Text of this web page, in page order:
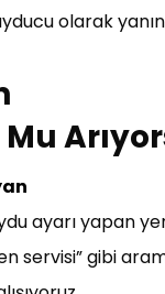
olarak
ayarı yapan
servisi” gibi